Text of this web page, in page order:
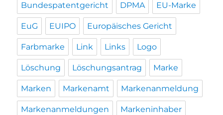
Bundespatentgericht DPMA EU-Marke
EuG EUIPO Europäisches Gericht
Farbmarke Link Links Logo
Löschung Löschungsantrag Marke
Marken Markenamt Markenanmeldung
Markenanmeldungen Markeninhaber